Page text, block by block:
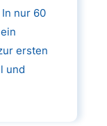
nur 60
ersten
und